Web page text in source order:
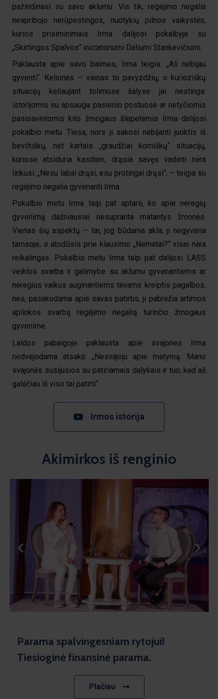
pažindinasi su savo aklumu. Vis tik, regėjimo negalia
neapribojo nerūpestingos, nuotykių pilnos vaikystės,
kurios prisiminimais Irma dalijosi pokalbyje su
„Skirtingos Spalvos“ iniciatoriumi Daliumi Stankevičiumi.
Paklausta apie savo baimes, Irma teigia: „Aš nebijau
gyventi“. Kelionės – vienas to pavyzdžių, o kurioziškų
situacijų keliaujant tolimose šalyse jai nestinga:
istorijomis su apsauga pasienio postuose ar netyčiomis
pasisavintomis kito žmogaus šlepetėmis Irma dalijosi
pokalbio metu. Tiesa, nors ji sakosi nebijanti juoktis iš
beviltiškų, net kartais „graudžiai komiškų“ situacijų,
kuriose atsiduria kasdien, drąsia savęs vadinti nėra
linkusi. „Nesu labai drąsi, esu protingai drąsi“, – teigia su
regėjimo negalia gyvenanti Irma.
Pokalbio metu Irma taip pat aptarė, ko apie neregių
gyvenimą dažniausiai nesupranta matantys žmonės.
Vienas šių aspektų – tai, jog būdama akla, ji negyvena
tamsoje, o atodūsis prie klausimo „Nematai?“ visai nėra
reikalingas. Pokalbio metu Irma taip pat dalijosi LASS
veiklos svarba ir galimybe su aklumu gyvenantiems ar
neregius vaikus auginantiems tėvams kreiptis pagalbos,
nes, pasakodama apie savas patirtis, ji pabrėžia artimos
aplinkos svarbą regėjimo negalią turinčio žmogaus
gyvenime.
Laidos pabaigoje paklausta apie svajones Irma
nedvejodama atsakė: „Nesvajoju apie matymą. Mano
svajonės susijusios su patiriamais dalykais ir tuo, kad aš
galėčiau iš viso tai patirti“.
Irmos istorija
Akimirkos iš renginio
Parama spalvingesniam rytojui!
Tiesioginė finansinė parama.
Plačiau